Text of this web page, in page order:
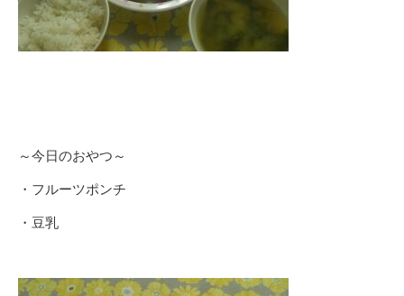
～今日のおやつ～
・フルーツポンチ
・豆乳